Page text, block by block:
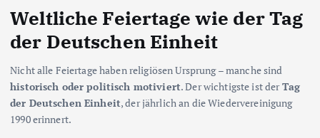
Weltliche Feiertage wie der Tag
der Deutschen Einheit
Nicht alle Feiertage haben religiösen Ursprung – manche sind
historisch oder politisch motiviert. Der wichtigste ist derTag
der Deutschen Einheit, der jährlich an die Wiedervereinigung
1990 erinnert.